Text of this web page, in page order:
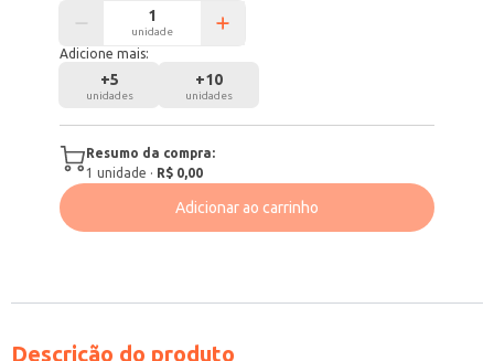
unidade
Adicione mais:
+5
unidades
+10
unidades
Resumo da compra:
1 unidade · R$ 0,00
Adicionar ao carrinho
Descrição do produto